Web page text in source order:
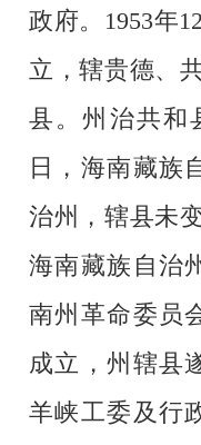
政府。1953年
立，辖贵德、
县。州治共和
日，海南藏族
治州，辖县未
海南藏族自治
南州革命委员
成立，州辖县
羊峡工委及行